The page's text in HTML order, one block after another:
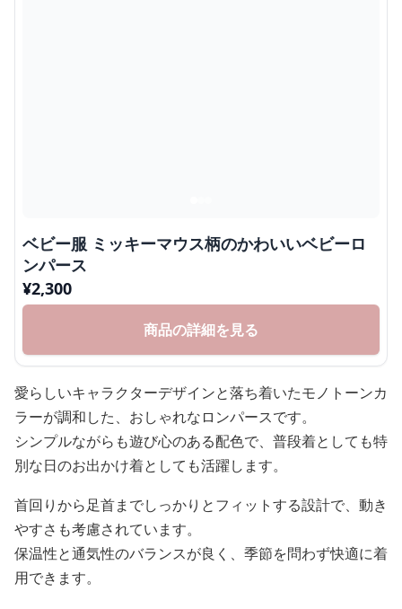
ベビー服 ミッキーマウス柄のかわいいベビーロ
ンパース
¥2,300
商品の詳細を見る
愛らしいキャラクターデザインと落ち着いたモノトーンカ
ラーが調和した、おしゃれなロンパースです。
シンプルながらも遊び心のある配色で、普段着としても特
別な日のお出かけ着としても活躍します。
首回りから足首までしっかりとフィットする設計で、動き
やすさも考慮されています。
保温性と通気性のバランスが良く、季節を問わず快適に着
用できます。